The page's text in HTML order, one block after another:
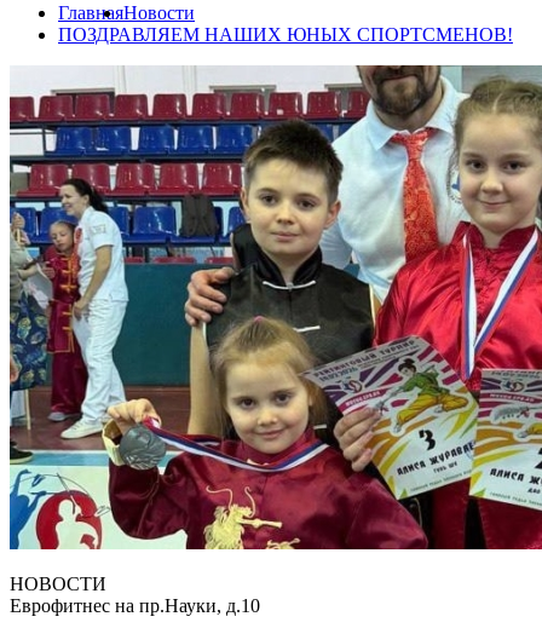
ГлавнаяНовости
ПОЗДРАВЛЯЕМ НАШИХ ЮНЫХ СПОРТСМЕНОВ!
НОВОСТИ
Еврофитнес на пр.Науки, д.10